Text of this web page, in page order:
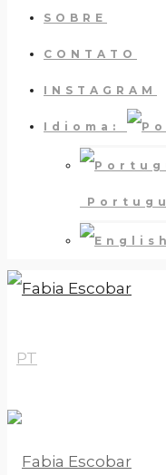
SOBRE
CONTATO
INSTAGRAM
Idioma:
PT